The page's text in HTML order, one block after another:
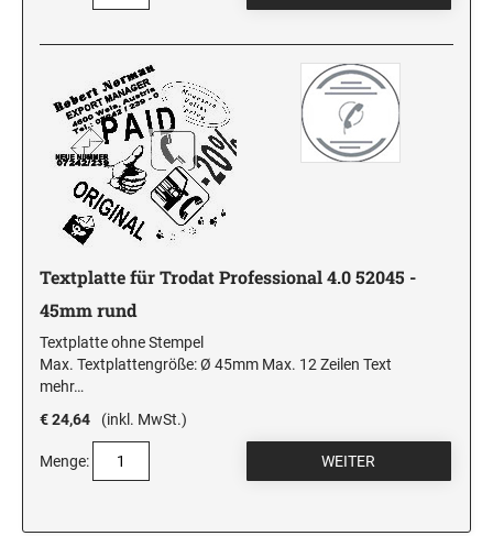
Textplatte für Trodat Professional 4.0 52045 -
45mm rund
Textplatte ohne Stempel
Max. Textplattengröße: Ø 45mm Max. 12 Zeilen Text
mehr…
€ 24,64
(inkl. MwSt.)
Menge: